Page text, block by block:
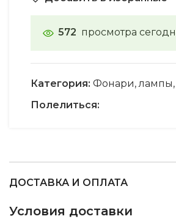
572 просмотра
Категория: Фонари,
Полелиться:
ДОСТАВКА И ОПЛАТА
Условия доставки